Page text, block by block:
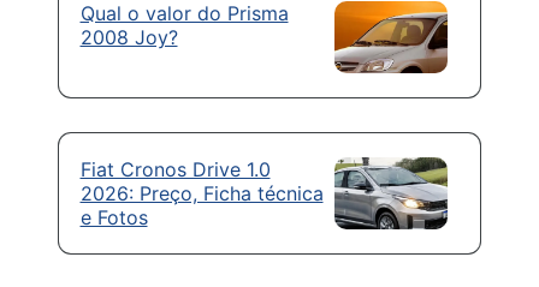
Qual o valor do Prisma
2008 Joy?
Fiat Cronos Drive 1.0
2026: Preço, Ficha técnica
e Fotos